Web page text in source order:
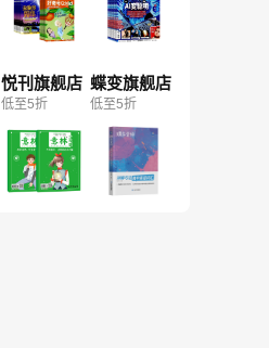
悦刊旗舰店
低至5折
蝶变旗舰店
低至5折